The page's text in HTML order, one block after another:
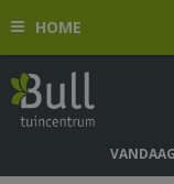
n
o
HOME